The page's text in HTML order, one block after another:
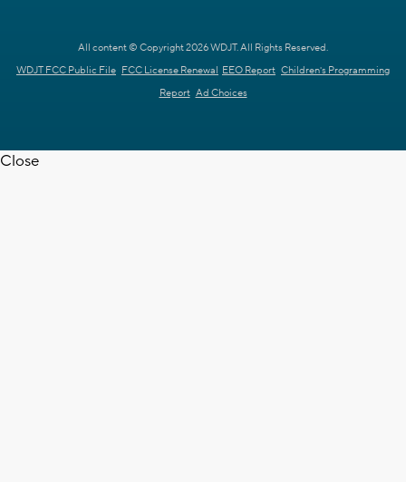
All content © Copyright 2026 WDJT. All Rights Reserved.
WDJT FCC Public File FCC License Renewal EEO Report Children's Programming
Report Ad Choices
Close